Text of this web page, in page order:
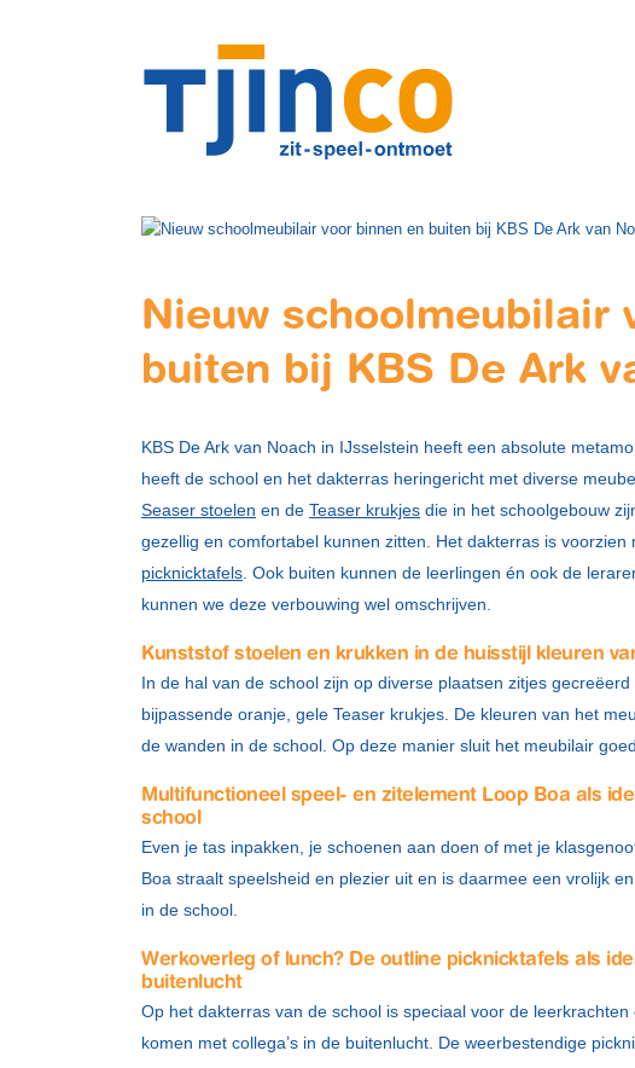
Nieuw schoolmeubilair
buiten bij KBS De Ark
KBS De Ark van Noach in IJsselstein heeft een absolute
heeft de school en het dakterras heringericht met diverse
Seaser stoelen en de Teaser krukjes die in het schoolgebouw
gezellig en comfortabel kunnen zitten. Het dakterras is voorzien
picknicktafels . Ook buiten kunnen de leerlingen én ook de
kunnen we deze verbouwing wel omschrijven.
Kunststof stoelen en krukken in de huisstijl kleuren
In de hal van de school zijn op diverse plaatsen zitjes
bijpassende oranje, gele Teaser krukjes. De kleuren van het
de wanden in de school. Op deze manier sluit het meubilair
Multifunctioneel speel- en zitelement Loop Boa als
school
Even je tas inpakken, je schoenen aan doen of met je
Boa straalt speelsheid en plezier uit en is daarmee een vrolijk
in de school.
Werkoverleg of lunch? De outline picknicktafels als
buitenlucht
Op het dakterras van de school is speciaal voor de
komen met collega’s in de buitenlucht. De weerbestendige